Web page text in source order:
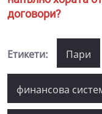
договори?
Етикети: Пари
финансова